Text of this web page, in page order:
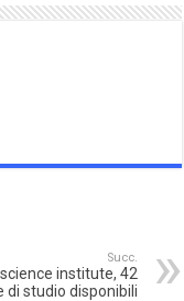
Succ.
institute, 42
di studio disponibili